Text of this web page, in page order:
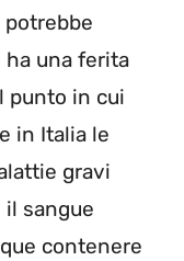
potrebbe
ha una ferita
punto in cui
in Italia le
gravi
il sangue
contenere